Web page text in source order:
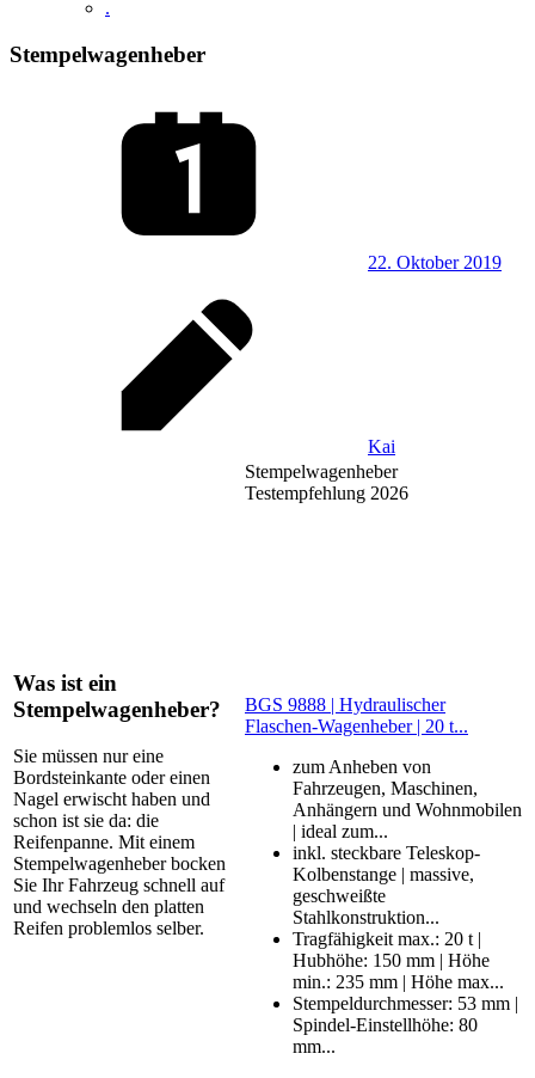
.
Stempelwagenheber
22. Oktober 2019
Kai
Was ist ein
Stempelwagenheber?
Sie müssen nur eine
Bordsteinkante oder einen
Nagel erwischt haben und
schon ist sie da: die
Reifenpanne. Mit einem
Stempelwagenheber bocken
Sie Ihr Fahrzeug schnell auf
und wechseln den platten
Reifen problemlos selber.
Stempelwagenheber
Testempfehlung 2026
BGS 9888 | Hydraulischer
Flaschen-Wagenheber | 20 t...
zum Anheben von
Fahrzeugen, Maschinen,
Anhängern und Wohnmobilen
| ideal zum...
inkl. steckbare Teleskop-
Kolbenstange | massive,
geschweißte
Stahlkonstruktion...
Tragfähigkeit max.: 20 t |
Hubhöhe: 150 mm | Höhe
min.: 235 mm | Höhe max...
Stempeldurchmesser: 53 mm |
Spindel-Einstellhöhe: 80
mm...